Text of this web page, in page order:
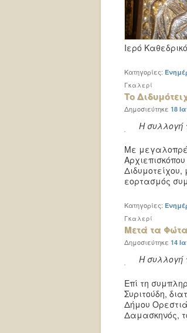
Ιερό
Κατηγορίες:
Το
Γκαλερί
Δημοσιεύτηκε 18
Η συλλογή
Με
εορτασμός
Κατηγορίες:
Μετά τα
Γκαλερί
Δημοσιεύτηκε 14
Η συλλογή
Επί τη
Συριτούδη,
Δήμου
Δαμασκηνός,